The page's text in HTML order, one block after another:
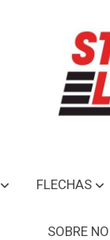
FLECHAS
SOBRE